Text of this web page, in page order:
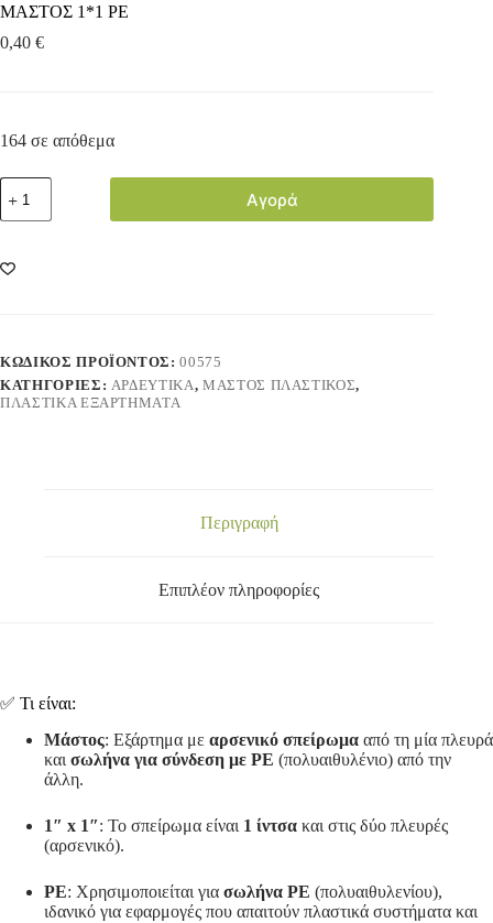
ΜΑΣΤΟΣ 1*1 ΡΕ
0,40 €
164 σε απόθεμα
Αγορά
ΚΩΔΙΚΌΣ ΠΡΟΪΌΝΤΟΣ:00575
ΚΑΤΗΓΟΡΊΕΣ: ΑΡΔΕΥΤΙΚΑ, ΜΑΣΤΟΣ ΠΛΑΣΤΙΚΟΣ,
ΠΛΑΣΤΙΚΑ ΕΞΑΡΤΗΜΑΤΑ
Περιγραφή
Επιπλέον πληροφορίες
✅ Τι είναι:
Μάστος: Εξάρτημα με αρσενικό σπείρωμα από τη μία πλευρά
και σωλήνα για σύνδεση με PE (πολυαιθυλένιο) από την
άλλη.
1″ x 1″: Το σπείρωμα είναι 1 ίντσα και στις δύο πλευρές
(αρσενικό).
ΡΕ: Χρησιμοποιείται για σωλήνα PE (πολυαιθυλενίου),
ιδανικό για εφαρμογές που απαιτούν πλαστικά συστήματα και